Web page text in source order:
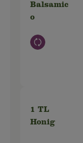
Balsamic
o
Auswahl
1 TL
Honig